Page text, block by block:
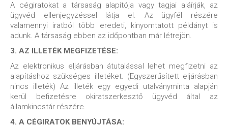
A cégiratokat a társaság alapítója vagy tagjai aláírják, az
ügyvéd ellenjegyzéssel látja el. Az ügyfél részére
valamennyi iratból több eredeti, kinyomtatott példányt is
adunk. A társaság ebben az időpontban már létrejön.
3. AZ ILLETÉK MEGFIZETÉSE:
Az elektronikus eljárásban átutalással lehet megfizetni az
alapításhoz szükséges illetéket. (Egyszerűsített eljárásban
nincs illeték) Az illeték egy egyedi utalványminta alapján
kerül befizetésre okiratszerkesztő ügyvéd által az
államkincstár részére.
4. A CÉGIRATOK BENYÚJTÁSA: